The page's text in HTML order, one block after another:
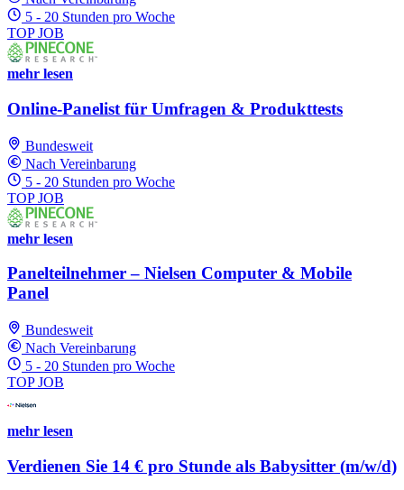
5 - 20 Stunden pro Woche
TOP JOB
mehr lesen
Online-Panelist für Umfragen & Produkttests
Bundesweit
Nach Vereinbarung
5 - 20 Stunden pro Woche
TOP JOB
mehr lesen
Panelteilnehmer – Nielsen Computer & Mobile
Panel
Bundesweit
Nach Vereinbarung
5 - 20 Stunden pro Woche
TOP JOB
mehr lesen
Verdienen Sie 14 € pro Stunde als Babysitter (m/w/d)